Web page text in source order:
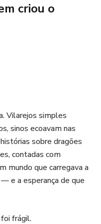
criativos para usar e
criando conteúdo
e mistério
prompts e bônus
e amantes de
criou o
Vilarejos simples
sinos ecoavam nas
sobre dragões
contadas com
mundo que carregava a
e a esperança de que
frágil.